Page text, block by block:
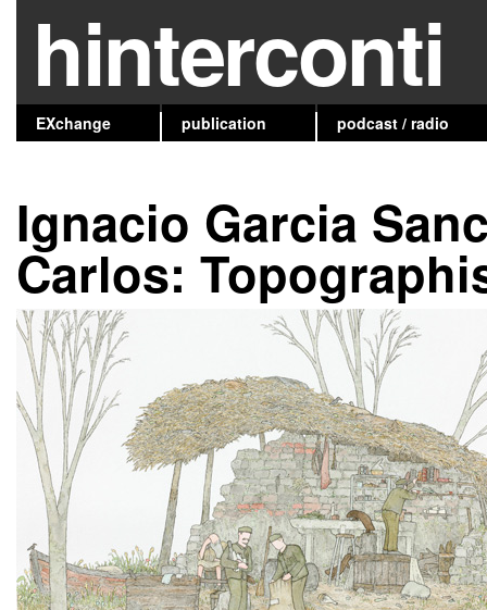
hinterconti
EXchange publication podcast / radio
Ignacio Garcia
Carlos: